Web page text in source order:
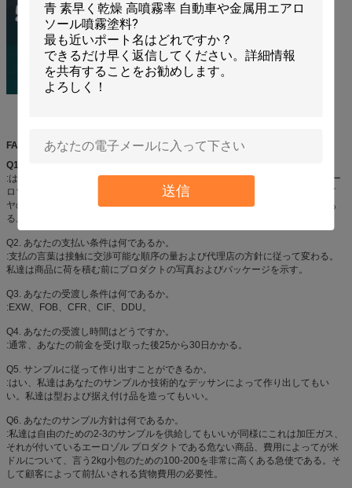
送信
FAQ
Q1.
:はい、私達はシンセンの私そっくりの良い化学薬品カーケア プロダクトのエー
ロゾル プロダクトの専門の製造業者、特に、Aeropakのスプレー式塗料、タイ
ヤのシーラーおよびインフレーター、空気塵払い、スプレーの接着剤、等であ
る。
Q2. あなたの支払い条件は何であるか。
:支払の言葉は接触に交渉可能な順序の量および代理店の方針に従って変わる。
私達は商品に荷を積む前にプロダクトの写真およびパッケージを示す。
Q3. あなたの受渡し条件は何であるか。
:EXW、FOB、CFR、CIF、DDU。
Q4. あなたの受渡し時間はどうですか。
:通常、あなたの前金を受け取った後25から30日かかる。
Q5. サンプルに従って作り出すことができるか。
:はい、私達はあなたのサンプルか技術的なデッサンによって作り出してもい
い。私達は型および据え付け品を造ってもいい。
Q6. あなたのサンプル方針は何であるか。
:私達は自由のための2-3のサンプルを供給してもいいが同様にこれは加圧ガス、
それが付いているエーロゾル プロダクトである危ない商品、費用によってが米
ドルについて、言う2kg小包のための100-200を非常に高くある急使である。そ
して顧客によって前払いされる貨物費用の必要性。